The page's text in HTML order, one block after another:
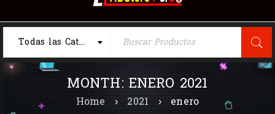
Todas las Categorias
MONTH: ENERO 2021
Home › 2021 › enero